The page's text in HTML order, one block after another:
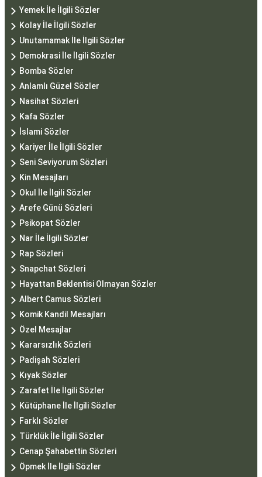
Yemek İle İlgili Sözler
Kolay İle İlgili Sözler
Unutamamak İle İlgili Sözler
Demokrasi İle İlgili Sözler
Bomba Sözler
Anlamlı Güzel Sözler
Nasihat Sözleri
Kafa Sözler
İslami Sözler
Kariyer İle İlgili Sözler
Seni Seviyorum Sözleri
Kin Mesajları
Okul İle İlgili Sözler
Arefe Günü Sözleri
Psikopat Sözler
Nar İle İlgili Sözler
Rap Sözleri
Snapchat Sözleri
Hayattan Beklentisi Olmayan Sözler
Albert Camus Sözleri
Komik Kandil Mesajları
Özel Mesajlar
Kararsızlık Sözleri
Padişah Sözleri
Kıyak Sözler
Zarafet İle İlgili Sözler
Kütüphane İle İlgili Sözler
Farklı Sözler
Türklük İle İlgili Sözler
Cenap Şahabettin Sözleri
Öpmek İle İlgili Sözler